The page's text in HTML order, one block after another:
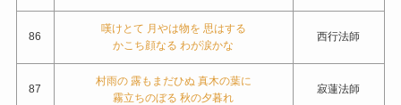
86
嘆けとて 月やは物を 思はする
かこち顔なる わが涙かな
西行法師
87
村雨の 露もまだひぬ 真木の葉に
霧立ちのぼる 秋の夕暮れ
寂蓮法師